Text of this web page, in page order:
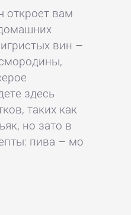
откроет вам
вин –
здесь
таких как
но зато в
пива – мо